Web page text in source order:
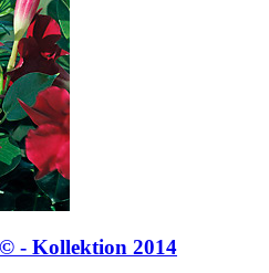
- Kollektion 2014